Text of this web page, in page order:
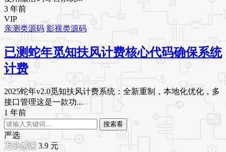
3 年前
VIP
亲测类源码 影视类源码
已测蛇年觅知扶风计费核心代码确保系统
计费
2025蛇年v2.0觅知扶风计费系统：全新重制，本地化优化，多
接口管理这是一款功...
1 年前
搜索看
严选
3.9 元